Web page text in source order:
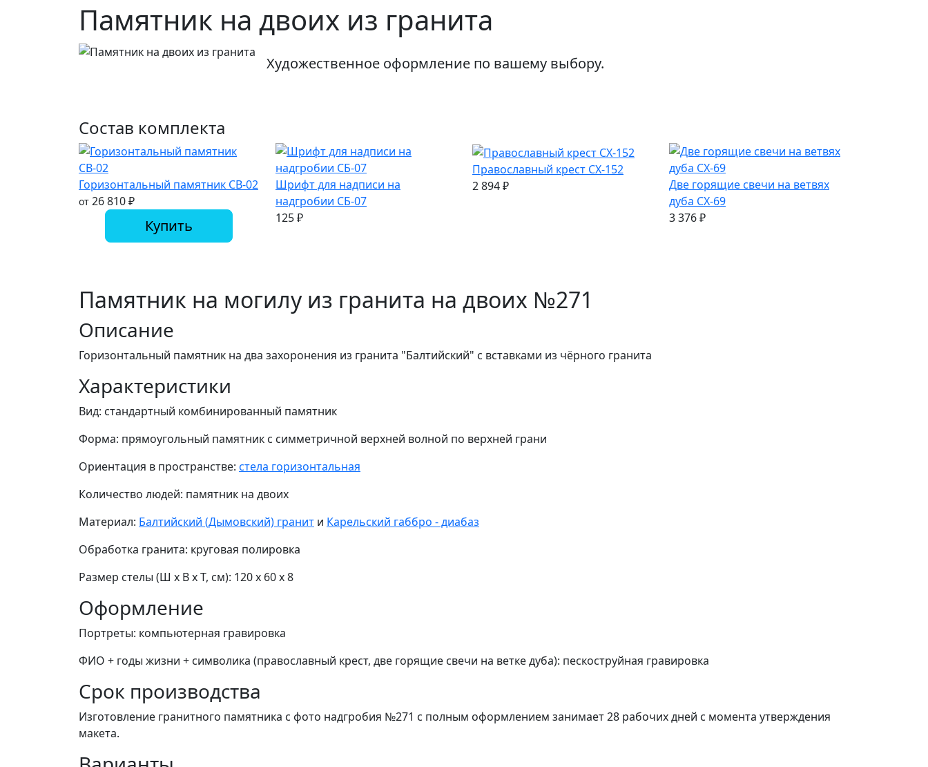
Памятник на двоих из гранита
Художественное оформление по вашему выбору.
Состав комплекта
Горизонтальный памятник СВ-02
от 26 810₽
Купить
Шрифт для надписи на
надгробии СБ-07
125₽
Православный крест СХ-152
2 894₽
Две горящие свечи на ветвях
дуба СХ-69
3 376₽
Памятник на могилу из гранита на двоих №271
Описание
Горизонтальный памятник на два захоронения из гранита "Балтийский" с вставками из чёрного гранита
Характеристики
Вид: стандартный комбинированный памятник
Форма: прямоугольный памятник с симметричной верхней волной по верхней грани
Ориентация в пространстве: стела горизонтальная
Количество людей: памятник на двоих
Материал: Балтийский (Дымовский) гранит и Карельский габбро - диабаз
Обработка гранита: круговая полировка
Размер стелы (Ш х В х Т, см): 120 х 60 х 8
Оформление
Портреты: компьютерная гравировка
ФИО + годы жизни + символика (православный крест, две горящие свечи на ветке дуба): пескоструйная гравировка
Срок производства
Изготовление гранитного памятника с фото надгробия №271 с полным оформлением занимает 28 рабочих дней с момента утверждения
макета.